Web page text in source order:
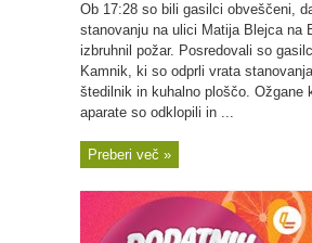
Ob 17:28 so bili gasilci obveščeni,
stanovanju na ulici Matija Blejca na
izbruhnil požar. Posredovali so
Kamnik, ki so odprli vrata
štedilnik in kuhalno ploščo. Ožgane
aparate so odklopili in ...
Preberi več »